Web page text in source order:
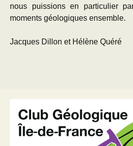
nous puissions en particulier
moments géologiques ensemble.
Jacques Dillon et Hélène Quéré